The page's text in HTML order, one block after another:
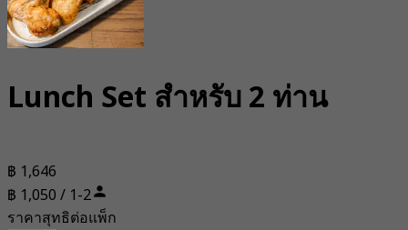
Lunch Set สำหรับ 2 ท่าน
฿ 1,646
฿ 1,050 / 1-2
ราคาสุทธิต่อแพ็ก